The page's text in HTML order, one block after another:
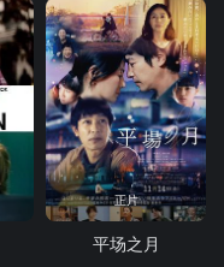
正片
平场之月